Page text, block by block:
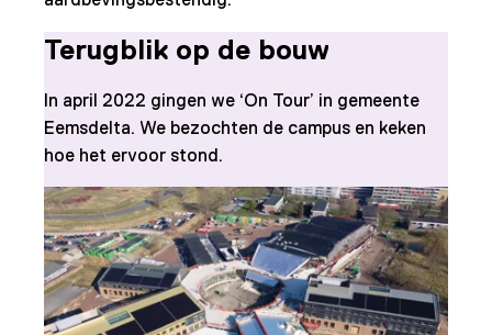
Terugblik op de bouw
In april 2022 gingen we ‘On Tour’ in gemeente
Eemsdelta. We bezochten de campus en keken
hoe het ervoor stond.